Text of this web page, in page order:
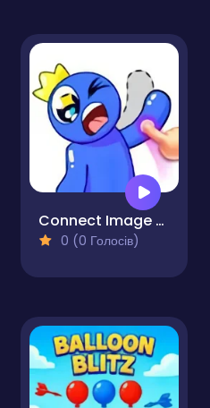
Connect Image Master
0 (0 Голосів)